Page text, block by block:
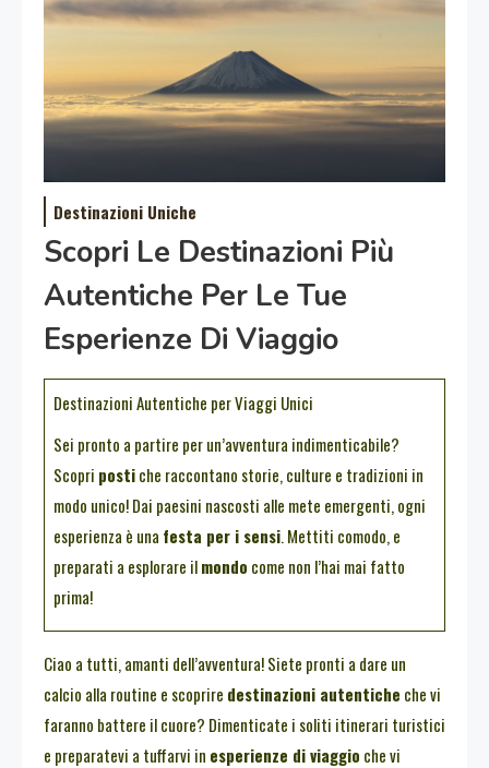
Destinazioni Uniche
Scopri Le Destinazioni Più
Autentiche Per Le Tue
Esperienze Di Viaggio
Destinazioni Autentiche per Viaggi Unici
Sei pronto a partire per un’avventura indimenticabile?
Scopri postiche raccontano storie, culture e tradizioni in
modo unico! Dai paesini nascosti alle mete emergenti, ogni
esperienza è una festa per i sensi. Mettiti comodo, e
preparati a esplorare ilmondo come non l’hai mai fatto
prima!
Ciao a tutti, amanti dell’avventura! Siete pronti a dare un
calcio alla routine e scoprire destinazioni autentiche che vi
faranno battere il cuore? Dimenticate i soliti itinerari turistici
e preparatevi a tuffarvi in esperienze di viaggio che vi